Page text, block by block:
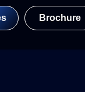
Brochure